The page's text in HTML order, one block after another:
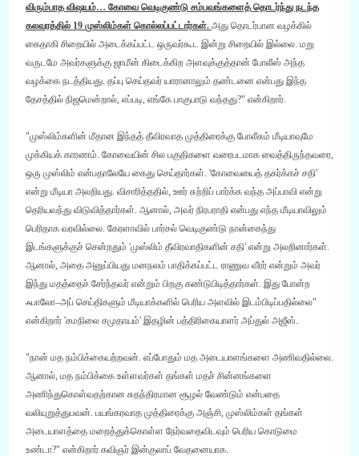
விரும்பாத விஷயம்… கோவை வெடிகுண்டு சம்பவங்களைத் தொடர்ந்து நடந்த
கலவரத்தில் 19 முஸ்லிம்கள் கொல்லப்பட்டார்கள். அது தொடர்பான வழக்கில்
கைதாகி சிறையில் அடைக்கப்பட்ட ஒருவர்கூட இன்று சிறையில் இல்லை. மறு
வருடமே அவர்களுக்கு ஜாமீன் கிடைக்கிற அளவுக்குத்தான் போலீஸ் அந்த
வழக்கை நடத்தியது. தப்பு செய்தவர் யாரானாலும் தண்டனை என்பது இந்த
தேசத்தில் நிஜமென்றால், எப்படி, எங்கே பாகுபாடு வந்தது?" என்கிறார்.
"முஸ்லிம்களின் மீதான இந்தத் தீவிரவாத முத்திரைக்கு போலீசும் மீடியாவுமே
முக்கியக் காரணம். கோவையின் சில பகுதிகளை வரைபடமாக வைத்திருந்தவரை,
ஒரு முஸ்லிம் என்பதாலேயே கைது செய்தார்கள். 'கோவையைத் தகர்க்கச் சதி'
என்று மீடியா அலறியது. விசாரித்ததில், ஊர் சுற்றிப் பார்க்க வந்த அப்பாவி என்று
தெரியவந்து விடுவித்தார்கள். ஆனால், அவர் நிரபராதி என்பது எந்த மீடியாவிலும்
பெரிதாக வரவில்லை. கேரளாவில் பார்சல் வெடிகுண்டு நான்கைந்து
இடங்களுக்குச் சென்றதும் 'முஸ்லிம் தீவிரவாதிகளின் சதி' என்று அலறினார்கள்.
ஆனால், அதை அனுப்பியது மனநலம் பாதிக்கப்பட்ட ராணுவ வீரர் என்றும் அவர்
இந்து மதத்தைச் சேர்ந்தவர் என்றும் பிறகு கண்டுபிடித்தார்கள். இது போன்ற
ஃபாலோ–அப் செய்திகளும் மீடியாக்களில் பெரிய அளவில் இடம்பிடிப்பதில்லை"
என்கிறார் 'சமநிலை சமுதாயம்' இதழின் பத்திரிகையாளர் அப்துல் அஜீஸ்.
"நான் மத நம்பிக்கையற்றவன். எப்போதும் மத அடையாளங்களை அணிவதில்லை.
ஆனால், மத நம்பிக்கை உள்ளவர்கள் தங்கள் மதச் சின்னங்களை
அணிந்துகொள்வதற்கான சுதந்திரமான சூழல் வேண்டும் என்பதை
வலியுறுத்துபவன். பயங்கரவாத முத்திரைக்கு அஞ்சி, முஸ்லிம்கள் தங்கள்
அடையாளத்தை மறைத்துக்கொள்ள நேர்வதைவிடவும் பெரிய கொடுமை
உண்டா?" என்கிறார் கவிஞர் இன்குலாப் வேதனையாக.